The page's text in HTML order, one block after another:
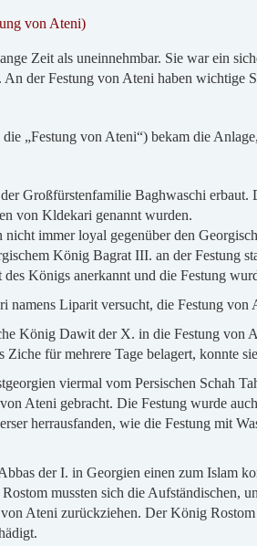
von Ateni)
Zeit als uneinnehmbar. Sie war ein
der Festung von Ateni haben wichtige
„Festung von Ateni“) bekam die
Großfürstenfamilie Baghwaschi erbaut.
von Kldekari genannt wurden.
immer loyal gegenüber den
König Bagrat III. an der Festung
Königs anerkannt und die Festung
namens Liparit versucht, die Festung
König Dawit der X. in die Festung
für mehrere Tage belagert, konnte
viermal vom Persischen Schah
Ateni gebracht. Die Festung wurde
herrausfanden, wie die Festung mit
der I. in Georgien einen zum Islam
mussten sich die Aufständischen,
Ateni zurückziehen. Der König